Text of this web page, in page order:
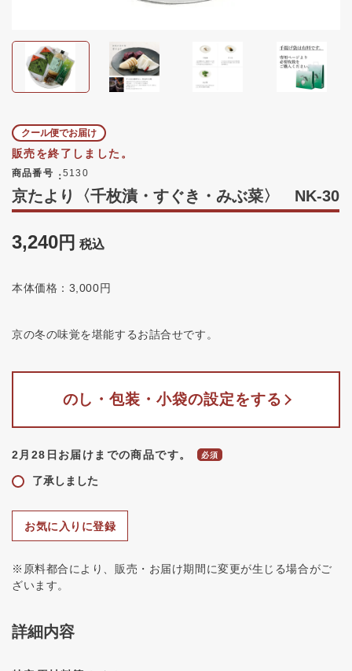
クール便でお届け
販売を終了しました。
商品番号 5130
京たより〈千枚漬・すぐき・みぶ菜〉 NK-30
3,240 税込
本体価格：3,000円
京の冬の味覚を堪能するお詰合せです。
のし・包装・小袋の設定をする
2月28日お届けまでの商品です。
了承しました
お気に入りに登録
※原料都合により、販売・お届け期間に変更が生じる場合がご
ざいます。
詳細内容